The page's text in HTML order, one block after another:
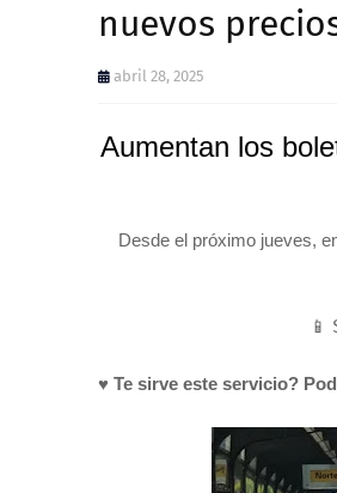
nuevos
abril 28, 2025
Aumentan los
Desde el próximo jueves,
📱
♥ Te sirve este servicio?